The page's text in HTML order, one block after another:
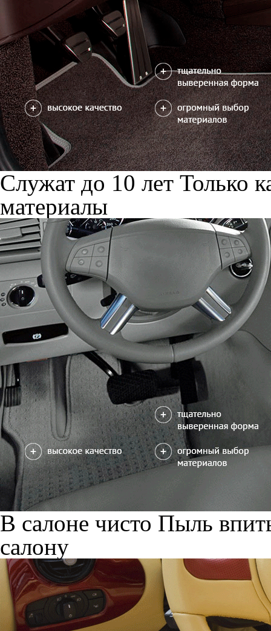
Служат до 10 лет Только
материалы
В салоне чисто Пыль
салону